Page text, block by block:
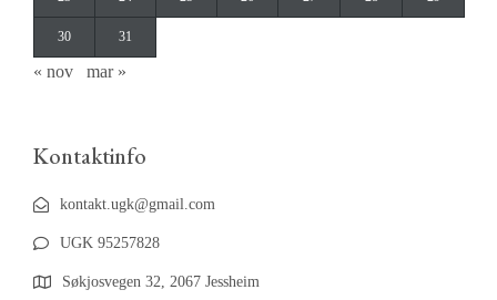
30 31
« nov mar »
Kontaktinfo
kontakt.ugk@gmail.com
UGK 95257828
Søkjosvegen 32, 2067 Jessheim